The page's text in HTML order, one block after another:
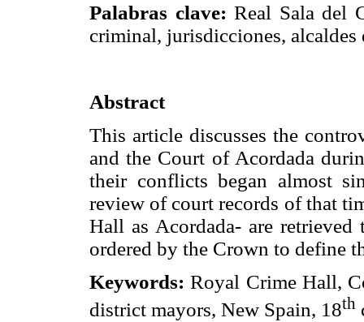
Palabras clave:Real Sala del
criminal, jurisdicciones,
Abstract
This article discusses the
and the Court of Acordada
their conflicts began almost
review of court records of that
Hall as Acordada- are
ordered by the Crown to define
Keywords:Royal Crime Hall,
district mayors, New Spain, 18th